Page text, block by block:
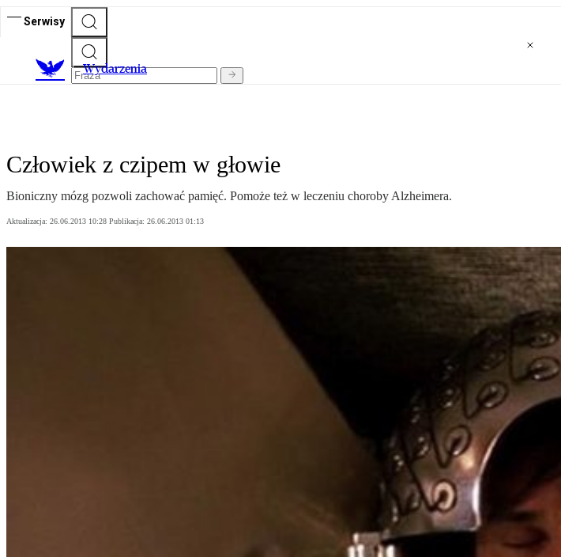
Serwisy
Wydarzenia
Człowiek z czipem w głowie
Bioniczny mózg pozwoli zachować pamięć. Pomoże też w leczeniu choroby Alzheimera.
Aktualizacja: 26.06.2013 10:28 Publikacja: 26.06.2013 01:13